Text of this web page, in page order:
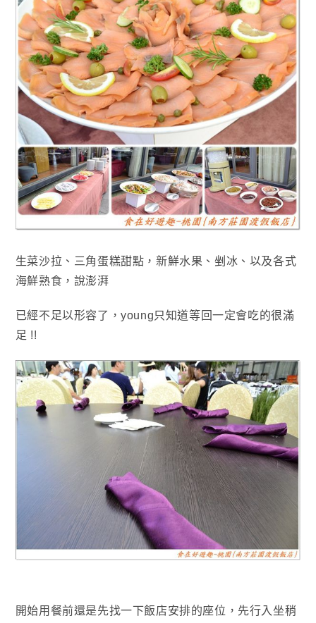
生菜沙拉 、三角蛋糕甜點 ，新鮮水果 、剉冰 、以及各式
海鮮熟食 ，說澎湃
已經不足以形容了 ，young只知道等回一定會吃的很滿
足 !!
開始用餐前還是先找一下飯店安排的座位 ， 先行入坐稍